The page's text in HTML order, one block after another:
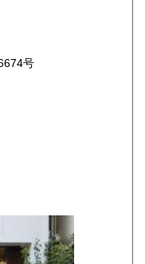
県
県
号